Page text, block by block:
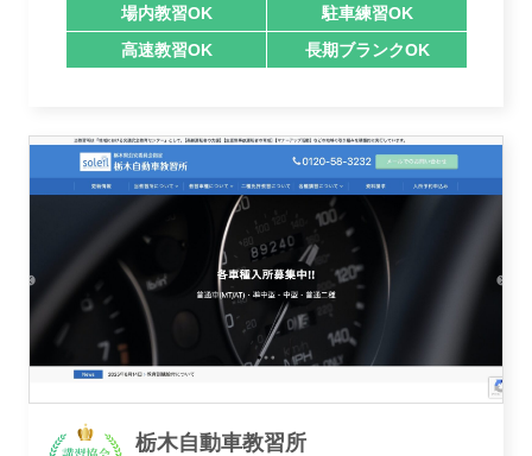
運営会社
場内教習OK
駐車練習OK
高速教習OK
長期ブランクOK
栃木自動車教習所